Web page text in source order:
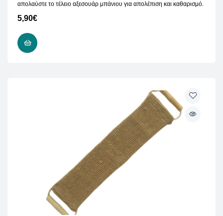
απολαύστε το τέλειο αξεσουάρ μπάνιου για απολέπιση και καθαρισμό.
5,90€